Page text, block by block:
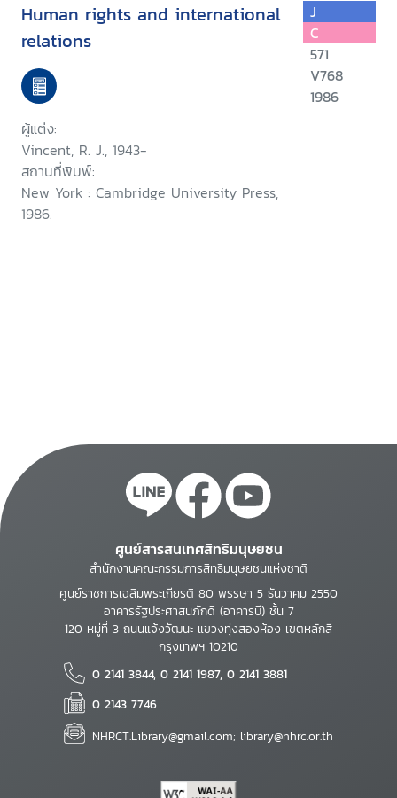
Human rights and international
relations
ผู้แต่ง:
Vincent, R. J., 1943-
สถานที่พิมพ์:
New York : Cambridge University Press,
1986.
J
C
571
V768
1986
ศูนย์สารสนเทศสิทธิมนุษยชน
สำนักงานคณะกรรมการสิทธิมนุษยชนแห่งชาติ
ศูนย์ราชการเฉลิมพระเกียรติ 80 พรรษา 5 ธันวาคม 2550
อาคารรัฐประศาสนภักดี (อาคารบี) ชั้น 7
120 หมู่ที่ 3 ถนนแจ้งวัฒนะ แขวงทุ่งสองห้อง เขตหลักสี่
กรุงเทพฯ 10210
0 2141 3844, 0 2141 1987, 0 2141 3881
0 2143 7746
NHRCT.Library@gmail.com; library@nhrc.or.th